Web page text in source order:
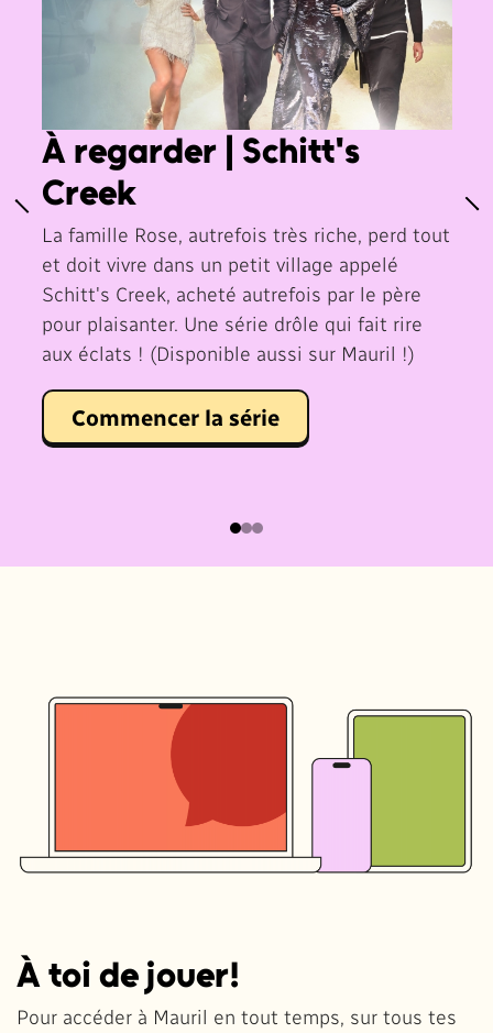
À regarder | Schitt's
Creek
La famille Rose, autrefois très riche, perd tout
et doit vivre dans un petit village appelé
Schitt's Creek, acheté autrefois par le père
pour plaisanter. Une série drôle qui fait rire
aux éclats ! (Disponible aussi sur Mauril !)
Commencer la série
À toi de jouer!
Pour accéder à Mauril en tout temps, sur tous tes